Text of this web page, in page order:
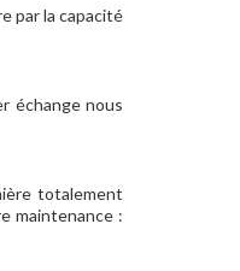
par la capacité
échange nous
totalement
maintenance :